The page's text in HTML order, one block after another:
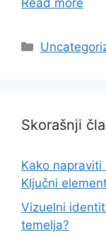
Read more
Categories
Skorašnji
Kako
Ključni
Vizuelni
temelja?